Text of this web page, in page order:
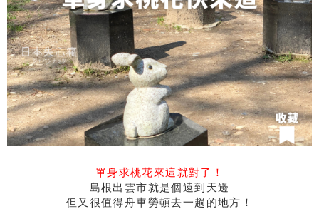
單身求桃花來這就對了！
島根出雲市就是個遠到天邊
但又很值得舟車勞頓去一趟的地方！